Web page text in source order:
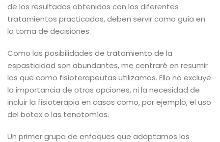
de los resultados obtenidos con los diferentes
tratamientos practicados, deben servir como guía en
la toma de decisiones.
Como las posibilidades de tratamiento de la
espasticidad son abundantes, me centraré en resumir
las que como fisioterapeutas utilizamos. Ello no excluye
la importancia de otras opciones, ni la necesidad de
incluir la fisioterapia en casos como, por ejemplo, el uso
del botox o las tenotomías.
Un primer grupo de enfoques que adoptamos los